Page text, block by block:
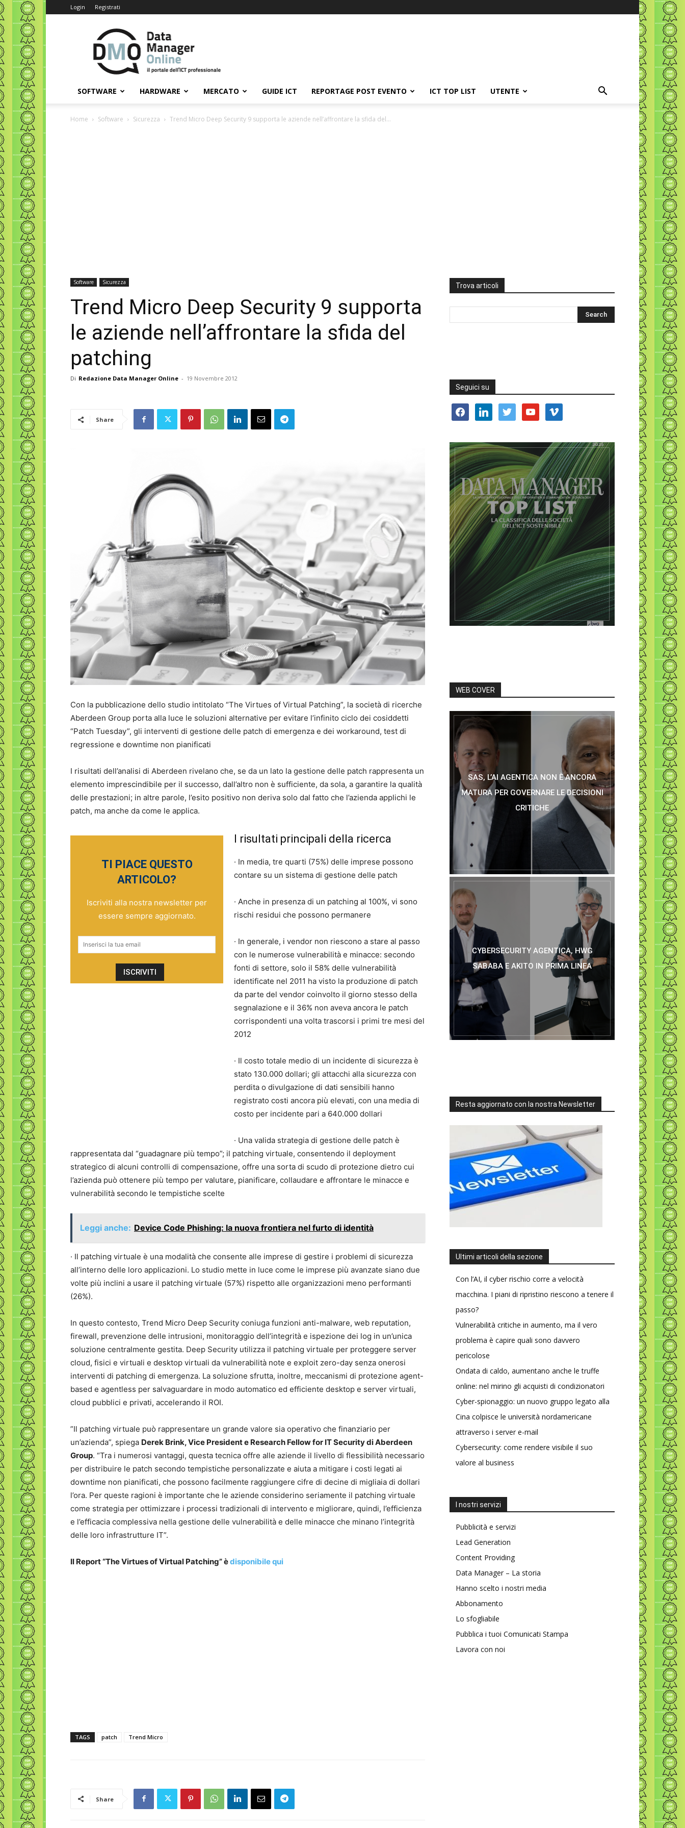
Login Registrati
Data
Manager
Online
SOFTWARE HARDWARE MERCATO GUIDE ICT REPORTAGE POST EVENTO ICT TOP LIST UTENTE
Home Software Sicurezza Trend Micro Deep Security 9 supporta le aziende nell’affrontare la sfida del...
Software Sicurezza
Trend Micro Deep Security 9 supporta
le aziende nell’affrontare la sfida del
patching
Di Redazione Data Manager Online - 19 Novembre 2012
Share
Con la pubblicazione dello studio intitolato “The Virtues of Virtual Patching”, la società di ricerche
Aberdeen Group porta alla luce le soluzioni alternative per evitare l’infinito ciclo dei cosiddetti
“Patch Tuesday”, gli interventi di gestione delle patch di emergenza e dei workaround, test di
regressione e downtime non pianificati
I risultati dell’analisi di Aberdeen rivelano che, se da un lato la gestione delle patch rappresenta un
elemento imprescindibile per il successo, dall’altro non è sufficiente, da sola, a garantire la qualità
delle prestazioni; in altre parole, l’esito positivo non deriva solo dal fatto che l’azienda applichi le
patch, ma anche da come le applica.
TI PIACE QUESTO
ARTICOLO?
Iscriviti alla nostra newsletter per
essere sempre aggiornato.
I risultati principali della ricerca
· In media, tre quarti (75%) delle imprese possono
contare su un sistema di gestione delle patch
· Anche in presenza di un patching al 100%, vi sono
rischi residui che possono permanere
· In generale, i vendor non riescono a stare al passo
con le numerose vulnerabilità e minacce: secondo
fonti di settore, solo il 58% delle vulnerabilità
identificate nel 2011 ha visto la produzione di patch
da parte del vendor coinvolto il giorno stesso della
segnalazione e il 36% non aveva ancora le patch
corrispondenti una volta trascorsi i primi tre mesi del
2012
· Il costo totale medio di un incidente di sicurezza è
stato 130.000 dollari; gli attacchi alla sicurezza con
perdita o divulgazione di dati sensibili hanno
registrato costi ancora più elevati, con una media di
costo per incidente pari a 640.000 dollari
· Una valida strategia di gestione delle patch è
rappresentata dal “guadagnare più tempo”; il patching virtuale, consentendo il deployment
strategico di alcuni controlli di compensazione, offre una sorta di scudo di protezione dietro cui
l’azienda può ottenere più tempo per valutare, pianificare, collaudare e affrontare le minacce e
vulnerabilità secondo le tempistiche scelte
Leggi anche: Device Code Phishing: la nuova frontiera nel furto di identità
· Il patching virtuale è una modalità che consente alle imprese di gestire i problemi di sicurezza
all’interno delle loro applicazioni. Lo studio mette in luce come le imprese più avanzate siano due
volte più inclini a usare il patching virtuale (57%) rispetto alle organizzazioni meno performanti
(26%).
In questo contesto, Trend Micro Deep Security coniuga funzioni anti-malware, web reputation,
firewall, prevenzione delle intrusioni, monitoraggio dell’integrità e ispezione dei log in un’unica
soluzione centralmente gestita. Deep Security utilizza il patching virtuale per proteggere server
cloud, fisici e virtuali e desktop virtuali da vulnerabilità note e exploit zero-day senza onerosi
interventi di patching di emergenza. La soluzione sfrutta, inoltre, meccanismi di protezione agent-
based e agentless per salvaguardare in modo automatico ed efficiente desktop e server virtuali,
cloud pubblici e privati, accelerando il ROI.
”Il patching virtuale può rappresentare un grande valore sia operativo che finanziario per
un’azienda”, spiega Derek Brink, Vice President e Research Fellow for IT Security di Aberdeen
Group. “Tra i numerosi vantaggi, questa tecnica offre alle aziende il livello di flessibilità necessario
per distribuire le patch secondo tempistiche personalizzate e aiuta a mitigare i costi legati ai
downtime non pianificati, che possono facilmente raggiungere cifre di decine di migliaia di dollari
l’ora. Per queste ragioni è importante che le aziende considerino seriamente il patching virtuale
come strategia per ottimizzare i processi tradizionali di intervento e migliorare, quindi, l’efficienza
e l’efficacia complessiva nella gestione delle vulnerabilità e delle minacce che minano l’integrità
delle loro infrastrutture IT”.
Il Report “The Virtues of Virtual Patching” èdisponibile qui
TAGS patch Trend Micro
Share
Trova articoli
Seguici su
facebooklinkedin twitter youtube vimeo
WEB COVER
SAS, L’AI AGENTICA NON È ANCORA
MATURA PER GOVERNARE LE DECISIONI
CRITICHE
CYBERSECURITY AGENTICA, HWG
SABABA E AKITO IN PRIMA LINEA
Resta aggiornato con la nostra Newsletter
Ultimi articoli della sezione
Con l’AI, il cyber rischio corre a velocità
macchina. I piani di ripristino riescono a tenere il
passo?
Vulnerabilità critiche in aumento, ma il vero
problema è capire quali sono davvero
pericolose
Ondata di caldo, aumentano anche le truffe
online: nel mirino gli acquisti di condizionatori
Cyber-spionaggio: un nuovo gruppo legato alla
Cina colpisce le università nordamericane
attraverso i server e-mail
Cybersecurity: come rendere visibile il suo
valore al business
I nostri servizi
Pubblicità e servizi
Lead Generation
Content Providing
Data Manager – La storia
Hanno scelto i nostri media
Abbonamento
Lo sfogliabile
Pubblica i tuoi Comunicati Stampa
Lavora con noi